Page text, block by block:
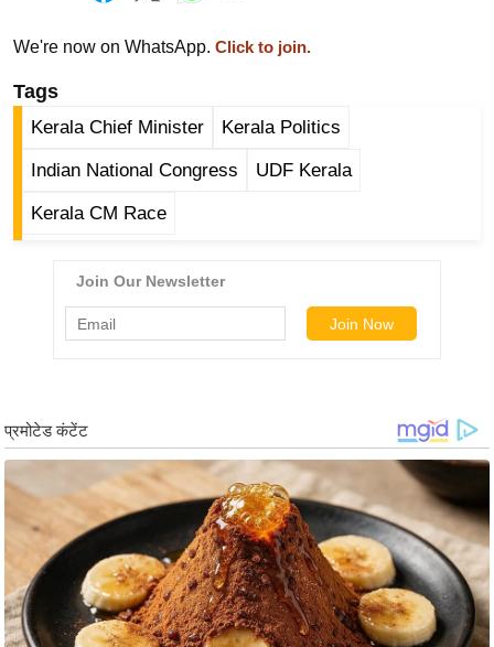
त्य
ग
त
व
नो
रं
ज
ग
त
बॉ
We're now on WhatsApp. Click to join.
Tags
Kerala Chief Minister Kerala Politics
Indian National Congress UDF Kerala
Kerala CM Race